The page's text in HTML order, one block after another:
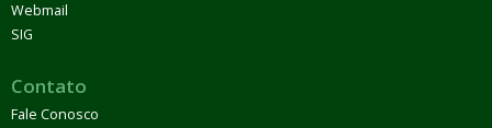
Webmail
SIG
Contato
Fale Conosco